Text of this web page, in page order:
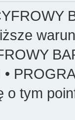
o tym